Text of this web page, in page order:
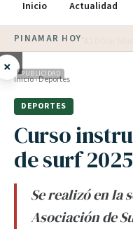
Inicio Actualidad
PINAMAR HOY·
× PUBLICIDAD
Inicio›Deportes
DEPORTES
Curso
de surf
Se realizó en la
Asociación de